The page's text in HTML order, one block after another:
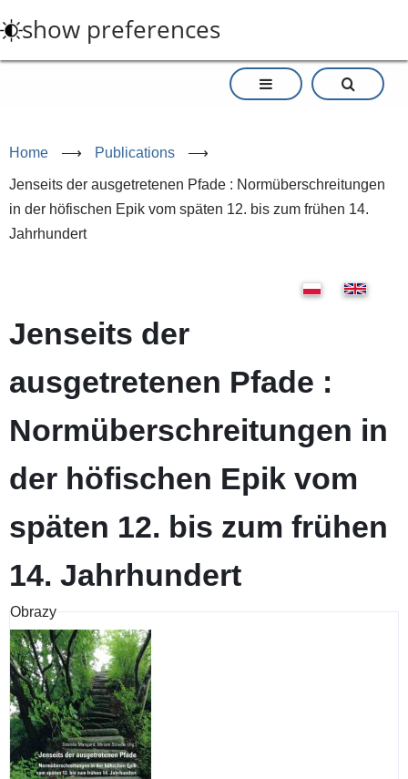
to
main
show preferences
Home ⟶ Publications ⟶
Jenseits der ausgetretenen Pfade : Normüberschreitungen
in der höfischen Epik vom späten 12. bis zum frühen 14.
Jahrhundert
Jenseits der
ausgetretenen Pfade :
Normüberschreitungen in
der höfischen Epik vom
späten 12. bis zum frühen
14. Jahrhundert
Obrazy